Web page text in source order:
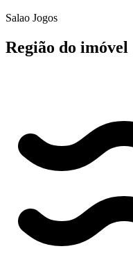
Salao Jogos
Região do imóvel